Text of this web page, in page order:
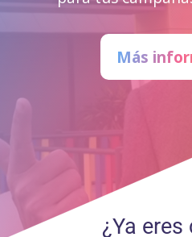
Más
¿Ya